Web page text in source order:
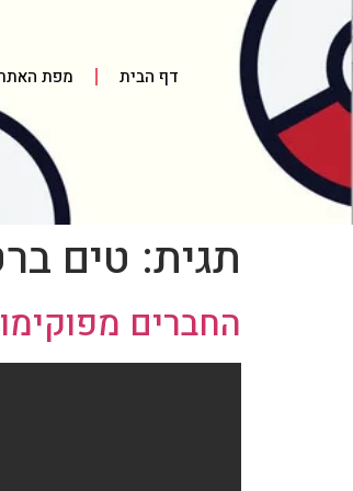
דף הבית מפת
תגית: טים
החברים